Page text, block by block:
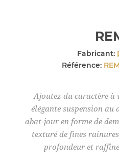
Fabricant:
Référence:
Ajoutez du caractère à
élégante suspension au
abat-jour en forme de
texturé de fines
profondeur et